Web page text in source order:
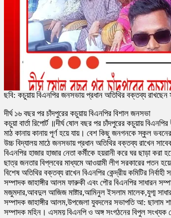
ছবি: কচুয়ায় বিএনপির জনসভায় প্রধান অতিথির বক্তব্য
দীর্ঘ ১৬ বছর পর চাঁদপুরের কচুয়ায় বিএনপির বিশাল জনসভা
কচুয়া বার্তা রিপোর্ট ॥দীর্ঘ ষোল বছর পর চাঁদপুরের কচুয়ায়
মাঠ কানায় কানায় পূর্ণ হয়ে যায়। বেশ কিছু জনগনকে স্কুল
উচ্চ বিদ্যালয় মাঠে জনসভায় প্রধান অতিথির বক্তব্য রাখেন
বিএনপির হাজার হাজার নেতা কর্মীকে হয়রানী করে ঘর ছাড়া
ছাত্র জনতার বিপ্লবের মাধ্যমে আওয়ামী লীগ সরকারের পতন
বিশেষ অতিথির বক্তব্য রাখেন বিএনপির কেন্দ্রীয় কমিটির
সম্পাদক জাহাঙ্গীর আলম ফারুকী এবং পৌর বিএনপির সাধারন
মজুমদার,আবদুল আজিজ মাষ্টার,আমিনুল ইসলাম মালেক,যুগ্ম
সম্পাদক জাহাঙ্গীর আলম,উপজেলা যুবদলের সভাপতি আ: ছালাম
সম্পাদক মহিন। এসময় বিএনপি ও অঙ্গ সংগঠনের বিপুল সংখ্যক